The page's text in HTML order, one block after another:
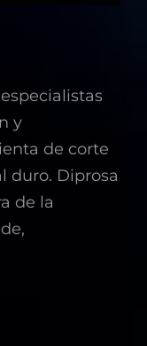
y
de corte
duro. Diprosa
de la